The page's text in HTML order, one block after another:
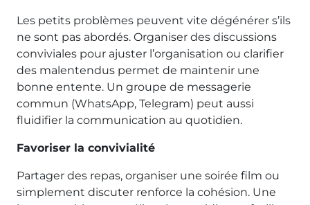
Les petits problèmes peuvent vite dégénérer s’ils
ne sont pas abordés. Organiser des discussions
conviviales pour ajuster l’organisation ou clarifier
des malentendus permet de maintenir une
bonne entente. Un groupe de messagerie
commun (WhatsApp, Telegram) peut aussi
fluidifier la communication au quotidien.
Favoriser la convivialité
Partager des repas, organiser une soirée film ou
simplement discuter renforce la cohésion. Une